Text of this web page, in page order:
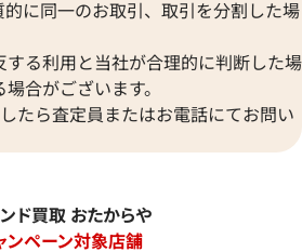
に同一のお取引、取引を分割した場
る利用と当社が合理的に判断した場
合がございます。
たら査定員またはお電話にてお問い
ド買取 おたからや
ンペーン対象店舗